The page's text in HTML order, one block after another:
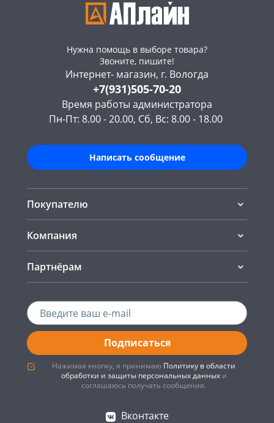
Нужна помощь в выборе товара?
Звоните, пишите!
Интернет- магазин, г. Вологда
+7(931)505-70-20
Время работы администратора
Пн-Пт: 8.00 - 20.00, Сб, Вс: 8.00 - 18.00
Написать сообщение
Покупателю
Компания
Партнёрам
Подписаться
Нажимая кнопку, я принимаю Политику в области
обработки и защиты персональных данныхи
соглашаюсь получать сообщения.
Вконтакте